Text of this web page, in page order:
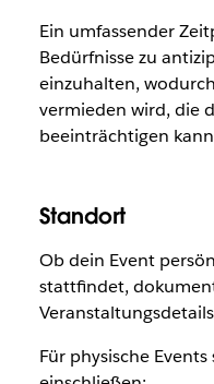
Ein umfassender
Bedürfnisse zu
einzuhalten,
vermieden wird, die
beeinträchtigen
Standort
Ob dein Event
stattfindet,
Für physische